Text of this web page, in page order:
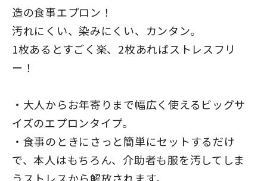
造の食事エプロン！
汚れにくい、染みにくい、カンタン。
1枚あるとすごく楽、2枚あればストレスフリ
ー！
・大人からお年寄りまで幅広く使えるビッグサ
イズのエプロンタイプ。
・食事のときにさっと簡単にセットするだけ
で、本人はもちろん、介助者も服を汚してしま
うストレスから解放されます。